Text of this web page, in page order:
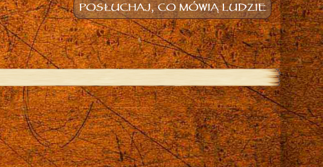
POSŁUCHAJ, CO MÓWIĄ LUDZIE